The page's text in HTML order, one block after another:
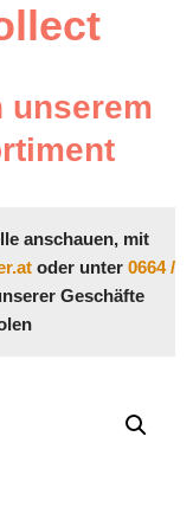
unserem
anschauen, mit
oder unter 0664 /
Geschäfte